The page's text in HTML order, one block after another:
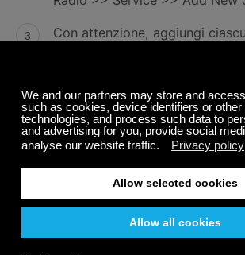
Con attenzione, aggiungi
manuale per sapere come
avrai terminato, premi OK e il
canale di Calm radio verrà
Favorites" sul tuo Asus.
Contatta l'Asus sul sito
http://vip.asus.com/eservice/
(consigliato)... L'elenco delle